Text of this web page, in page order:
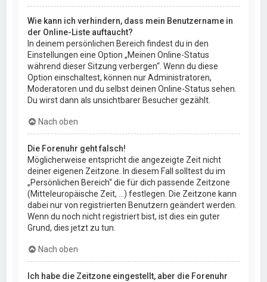
Wie kann ich verhindern, dass mein Benutzername in
der Online-Liste auftaucht?
In deinem persönlichen Bereich findest du in den
Einstellungen eine Option „Meinen Online-Status
während dieser Sitzung verbergen“. Wenn du diese
Option einschaltest, können nur Administratoren,
Moderatoren und du selbst deinen Online-Status sehen.
Du wirst dann als unsichtbarer Besucher gezählt.
Nach oben
Die Forenuhr geht falsch!
Möglicherweise entspricht die angezeigte Zeit nicht
deiner eigenen Zeitzone. In diesem Fall solltest du im
„Persönlichen Bereich“ die für dich passende Zeitzone
(Mitteleuropäische Zeit, ...) festlegen. Die Zeitzone kann
dabei nur von registrierten Benutzern geändert werden.
Wenn du noch nicht registriert bist, ist dies ein guter
Grund, dies jetzt zu tun.
Nach oben
Ich habe die Zeitzone eingestellt, aber die Forenuhr